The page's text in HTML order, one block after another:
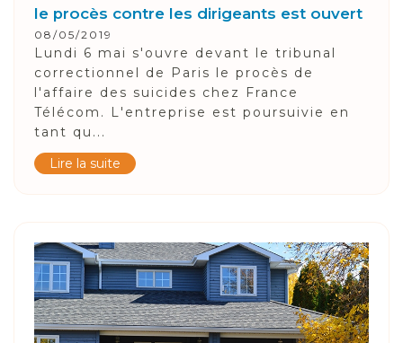
le procès contre les dirigeants est ouvert
08/05/2019
Lundi 6 mai s'ouvre devant le tribunal
correctionnel de Paris le procès de
l'affaire des suicides chez France
Télécom. L'entreprise est poursuivie en
tant qu...
Lire la suite